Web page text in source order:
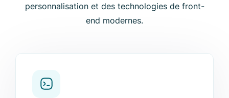
personnalisation et des technologies de front-
end modernes.